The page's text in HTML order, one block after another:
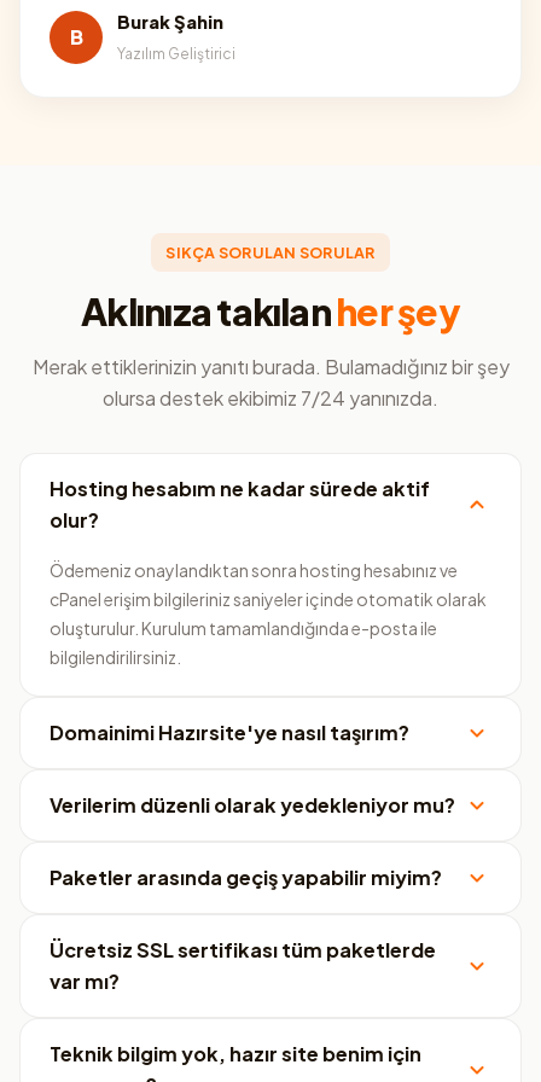
B
Burak Şahin
Yazılım Geliştirici
SIKÇA SORULAN SORULAR
Aklınıza takılanher şey
Merak ettiklerinizin yanıtı burada. Bulamadığınız bir şey
olursa destek ekibimiz 7/24 yanınızda.
Hosting hesabım ne kadar sürede aktif
olur?
Ödemeniz onaylandıktan sonra hosting hesabınız ve
cPanel erişim bilgileriniz saniyeler içinde otomatik olarak
oluşturulur. Kurulum tamamlandığında e-posta ile
bilgilendirilirsiniz.
Domainimi Hazırsite'ye nasıl taşırım?
Verilerim düzenli olarak yedekleniyor mu?
Paketler arasında geçiş yapabilir miyim?
Ücretsiz SSL sertifikası tüm paketlerde
var mı?
Teknik bilgim yok, hazır site benim için